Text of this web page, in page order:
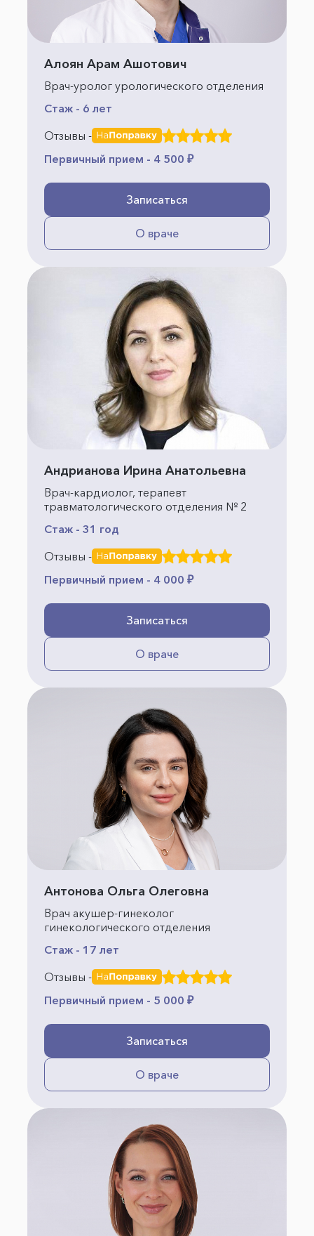
Алоян Арам Ашотович
Врач-уролог урологического отделения
Стаж - 6 лет
Отзывы -
Первичный прием - 4 500 ₽
Записаться
О враче
Андрианова Ирина Анатольевна
Врач-кардиолог, терапевт
травматологического отделения № 2
Стаж - 31 год
Отзывы -
Первичный прием - 4 000 ₽
Записаться
О враче
Антонова Ольга Олеговна
Врач акушер-гинеколог
гинекологического отделения
Стаж - 17 лет
Отзывы -
Первичный прием - 5 000 ₽
Записаться
О враче